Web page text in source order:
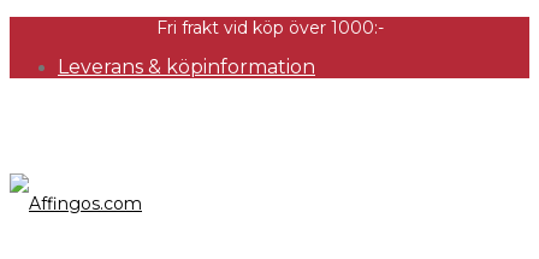
Fri frakt vid köp över 1000:-
Leverans & köpinformation